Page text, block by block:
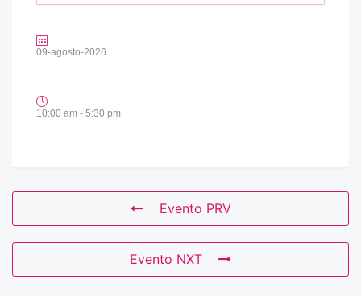
09-agosto-2026
10:00 am - 5:30 pm
Evento PRV
Evento NXT